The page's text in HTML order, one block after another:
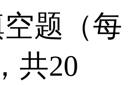
题（每
共20